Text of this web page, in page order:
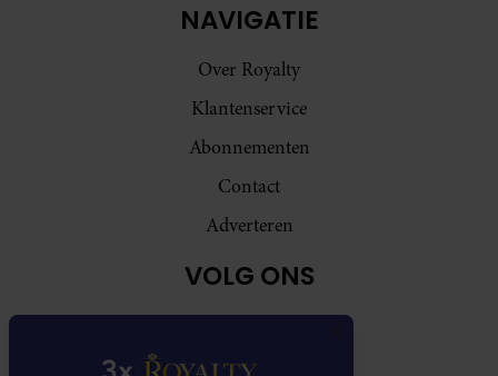
NAVIGATIE
Over Royalty
Klantenservice
Abonnementen
Contact
Adverteren
VOLG ONS